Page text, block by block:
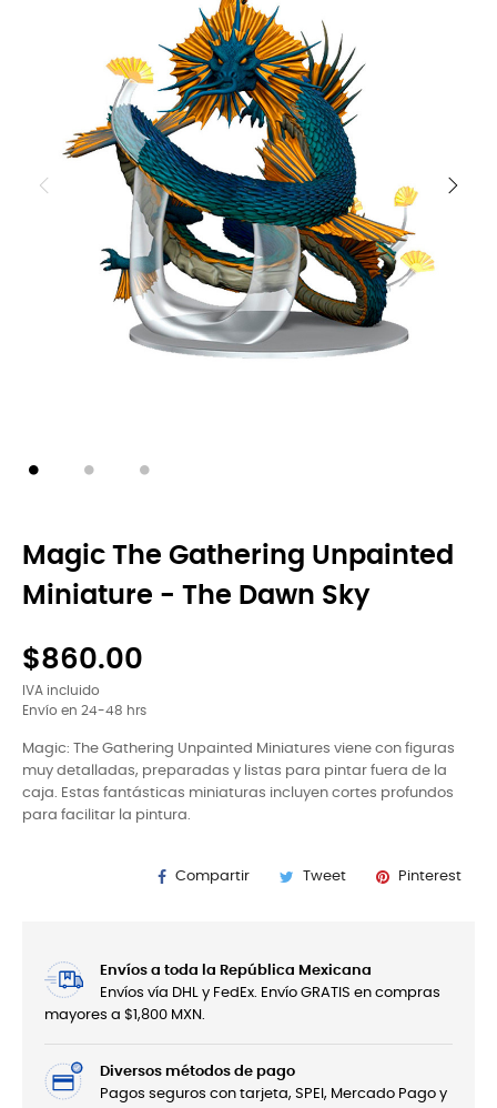
Magic The Gathering Unpainted
Miniature - The Dawn Sky
$860.00
IVA incluido
Envío en 24-48 hrs
Magic: The Gathering Unpainted Miniatures viene con figuras
muy detalladas, preparadas y listas para pintar fuera de la
caja. Estas fantásticas miniaturas incluyen cortes profundos
para facilitar la pintura.
Compartir Tweet Pinterest
Envíos a toda la República Mexicana
Envíos vía DHL y FedEx. Envío GRATIS en compras
mayores a $1,800 MXN.
Diversos métodos de pago
Pagos seguros con tarjeta, SPEI, Mercado Pago y